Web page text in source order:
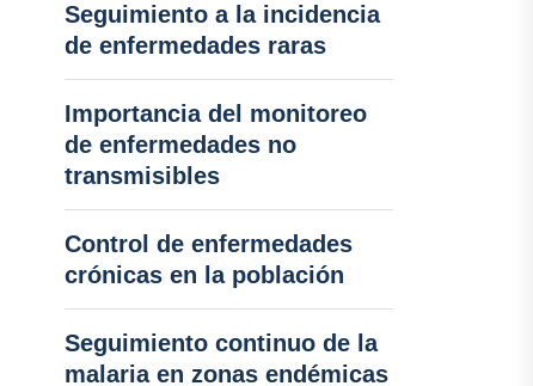
Seguimiento a la incidencia
de enfermedades raras
Importancia del monitoreo
de enfermedades no
transmisibles
Control de enfermedades
crónicas en la población
Seguimiento continuo de la
malaria en zonas endémicas